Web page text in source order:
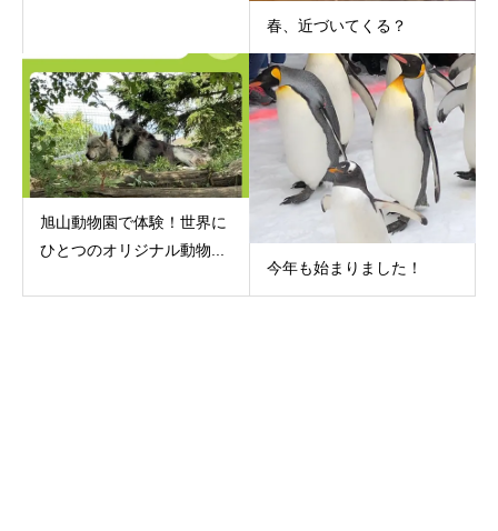
春、近づいてくる？
旭山動物園で体験！世界に
ひとつのオリジナル動物...
今年も始まりました！